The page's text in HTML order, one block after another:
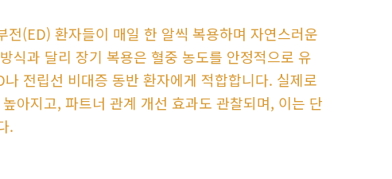
(ED) 환자들이 매일 한 알씩 복용하며 자연스러운
식과 달리 장기 복용은 혈중 농도를 안정적으로 유
전립선 비대증 동반 환자에게 적합합니다. 실제로
아지고, 파트너 관계 개선 효과도 관찰되며, 이는 단
.